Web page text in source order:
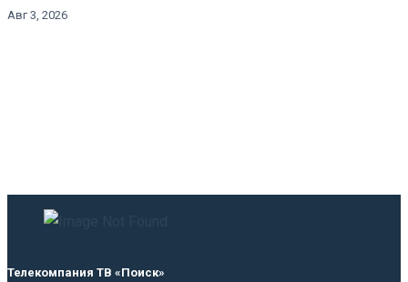
Авг 3, 2026
Телекомпания ТВ «Поиск»